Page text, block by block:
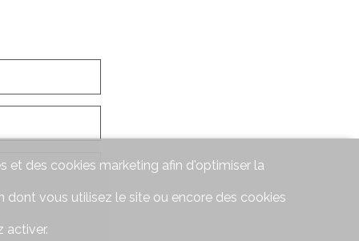
et des cookies marketing afin d'optimiser la
vous utilisez le site ou encore des cookies
activer.